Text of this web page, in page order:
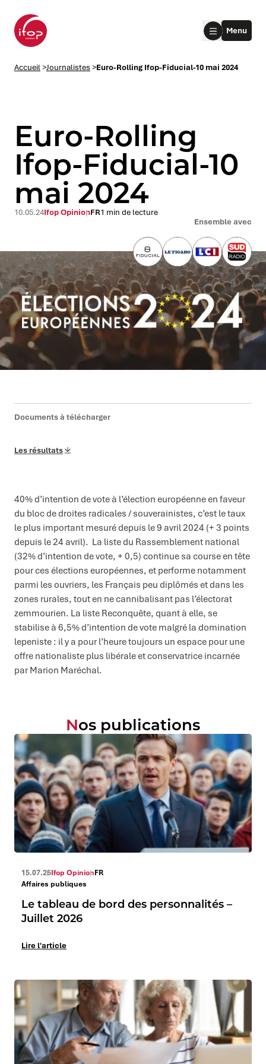
submenu
Menu
Accueil>Journalistes >Euro-Rolling Ifop-Fiducial-10 mai 2024
Euro-Rolling
Ifop-Fiducial-10
mai 2024
Ensemble avec
10.05.24Ifop OpinionFR1 min de lecture
Documents à télécharger
Les résultats
40% d’intention de vote à l’élection européenne en faveur
du bloc de droites radicales / souverainistes, c’est le taux
le plus important mesuré depuis le 9 avril 2024 (+ 3 points
depuis le 24 avril). La liste du Rassemblement national
(32% d’intention de vote, + 0,5) continue sa course en tête
pour ces élections européennes, et performe notamment
parmi les ouvriers, les Français peu diplômés et dans les
zones rurales, tout en ne cannibalisant pas l’électorat
zemmourien. La liste Reconquête, quant à elle, se
stabilise à 6,5% d’intention de vote malgré la domination
lepeniste : il y a pour l’heure toujours un espace pour une
offre nationaliste plus libérale et conservatrice incarnée
par Marion Maréchal.
Nos publications
15.07.26Ifop OpinionFR
Affaires publiques
Le tableau de bord des personnalités –
Juillet 2026
Lire l'article